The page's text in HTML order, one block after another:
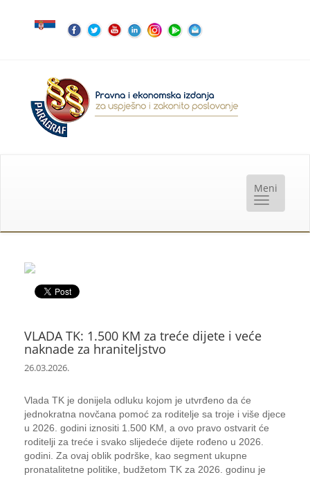
VLADA TK: 1.500 KM za treće dijete i veće
naknade za hraniteljstvo
26.03.2026.
Vlada TK je donijela odluku kojom je utvrđeno da će
jednokratna novčana pomoć za roditelje sa troje i više djece
u 2026. godini iznositi 1.500 KM, a ovo pravo ostvarit će
roditelji za treće i svako slijedeće dijete rođeno u 2026.
godini. Za ovaj oblik podrške, kao segment ukupne
pronatalitetne politike, budžetom TK za 2026. godinu je